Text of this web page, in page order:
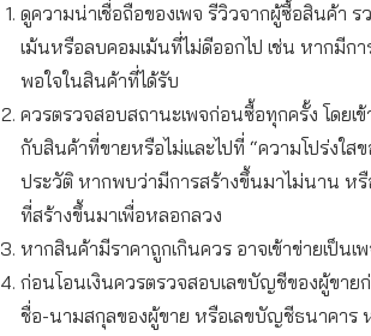
ดูความน่าเชื่อถือของเพจ รีวิวจากผู้ซื้อสินค้า
เม้นหรือลบคอมเม้นที่ไม่ดีออกไป เช่น หากมี
พอใจในสินค้าที่ได้รับ
ควรตรวจสอบสถานะเพจก่อนซื้อทุกครั้ง โดย
กับสินค้าที่ขายหรือไม่และไปที่ “ความโปร่งใส
ประวัติ หากพบว่ามีการสร้างขึ้นมาไม่นาน หรื
ที่สร้างขึ้นมาเพื่อหลอกลวง
หากสินค้ามีราคาถูกเกินควร อาจเข้าข่ายเป็น
ก่อนโอนเงินควรตรวจสอบเลขบัญชีของผู้ขาย
ชื่อ-นามสกุลของผู้ขาย หรือเลขบัญชีธนาคาร